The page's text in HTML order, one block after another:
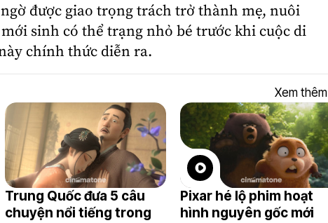
được giao trọng trách trở thành mẹ, nuôi
sinh có thể trạng nhỏ bé trước khi cuộc di
chính thức diễn ra.
Xem thêm
Trung Quốc đưa 5 câu
chuyện nổi tiếng trong
Pixar hé lộ phim hoạt
hình nguyên gốc mới